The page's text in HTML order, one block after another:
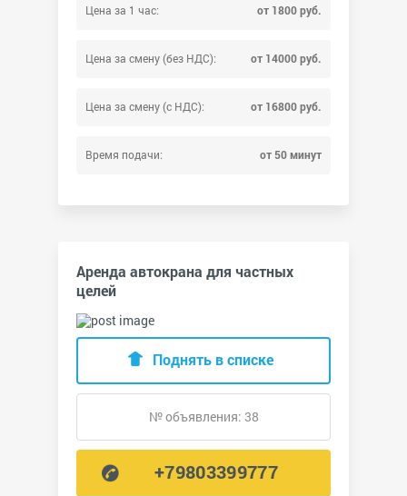
Цена за 1 час: от 1800 руб.
Цена за смену (без НДС): от 14000 руб.
Цена за смену (с НДС): от 16800 руб.
Время подачи: от 50 минут
Аренда автокрана для частных
целей
Поднять в списке
№ объявления: 38
+79803399777